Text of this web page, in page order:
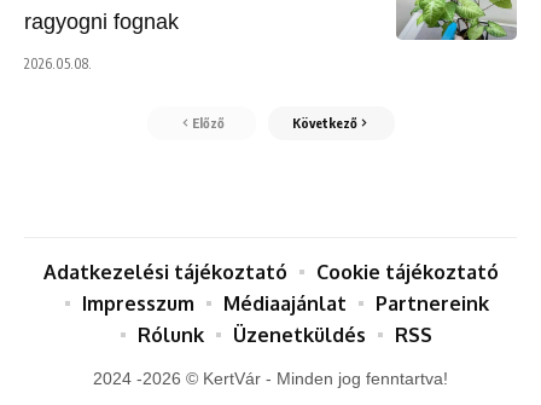
ragyogni fognak
2026.05.08.
Előző Következő
2024 -2026 © KertVár - Minden jog fenntartva!
Adatkezelési tájékoztató
Cookie tájékoztató
Impresszum
Médiaajánlat
Partnereink
Rólunk
Üzenetküldés RSS